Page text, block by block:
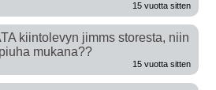
15 vuotta sitten
kiintolevyn jimms storesta, niin
mukana??
15 vuotta sitten